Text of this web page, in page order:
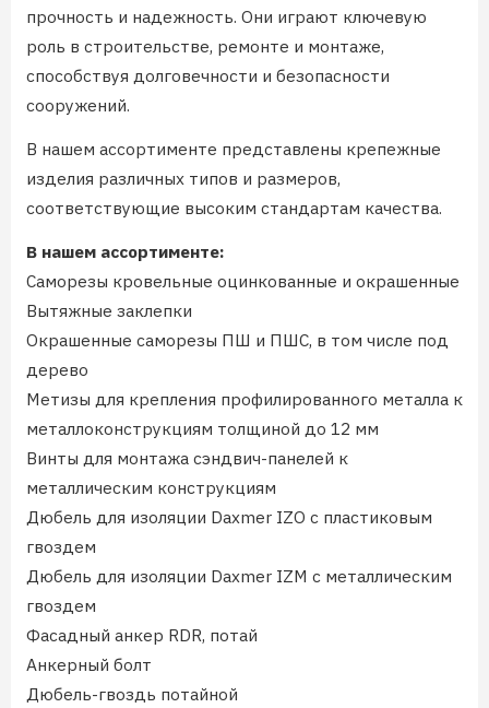
прочность и надежность. Они играют ключевую
роль в строительстве, ремонте и монтаже,
способствуя долговечности и безопасности
сооружений.
В нашем ассортименте представлены крепежные
изделия различных типов и размеров,
соответствующие высоким стандартам качества.
В нашем ассортименте:
Саморезы кровельные оцинкованные и окрашенные
Вытяжные заклепки
Окрашенные саморезы ПШ и ПШС, в том числе под
дерево
Метизы для крепления профилированного металла к
металлоконструкциям толщиной до 12 мм
Винты для монтажа сэндвич-панелей к
металлическим конструкциям
Дюбель для изоляции Daxmer IZO с пластиковым
гвоздем
Дюбель для изоляции Daxmer IZM с металлическим
гвоздем
Фасадный анкер RDR, потай
Анкерный болт
Дюбель-гвоздь потайной